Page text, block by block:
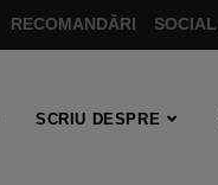
RECOMANDĂRI SOCIAL
SCRIU DESPRE